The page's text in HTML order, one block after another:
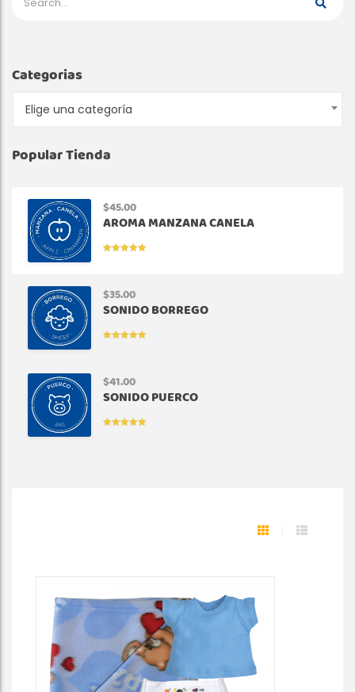
Categorias
Elige una categoría
Popular Tienda
$45.00
AROMA MANZANA CANELA
$35.00
SONIDO BORREGO
$41.00
SONIDO PUERCO